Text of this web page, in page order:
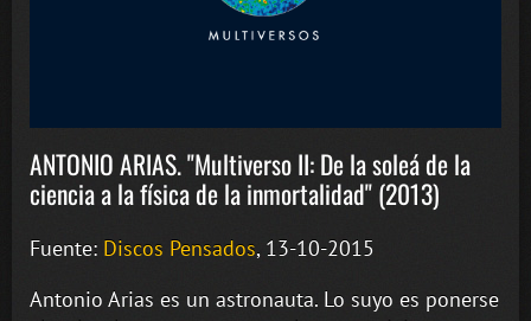
ANTONIO ARIAS. "Multiverso II: De la soleá de la
ciencia a la física de la inmortalidad" (2013)
Fuente: Discos Pensados, 13-10-2015
Antonio Arias es un astronauta. Lo suyo es ponerse